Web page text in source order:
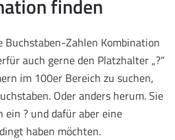
finden
Buchstaben-Zahlen Kombination
auch gerne den Platzhalter „?“
im 100er Bereich zu suchen,
Oder anders herum. Sie
? und dafür aber eine
haben möchten.